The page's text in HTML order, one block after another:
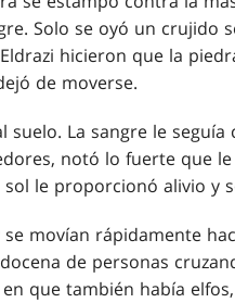
Solo se oyó un crujido
hicieron que la
de moverse.
La sangre le
notó lo fuerte que
le proporcionó alivio y
movían rápidamente
de personas
que también había